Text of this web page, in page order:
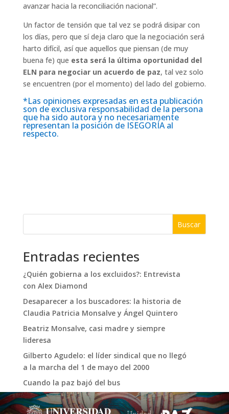
avanzar hacia la reconciliación nacional”.
Un factor de tensión que tal vez se podrá disipar con
los días, pero que sí deja claro que la negociación será
harto difícil, así que aquellos que piensan (de muy
buena fe) que esta será la última oportunidad del
ELN para negociar un acuerdo de paz, tal vez solo
se encuentren (por el momento) del lado del gobierno.
*Las opiniones expresadas en esta publicación
son de exclusiva responsabilidad de la persona
que ha sido autora y no necesariamente
representan la posición de ISEGORÍA al
respecto.
Buscar
Entradas recientes
¿Quién gobierna a los excluidos?: Entrevista
con Alex Diamond
Desaparecer a los buscadores: la historia de
Claudia Patricia Monsalve y Ángel Quintero
Beatriz Monsalve, casi madre y siempre
lideresa
Gilberto Agudelo: el líder sindical que no llegó
a la marcha del 1 de mayo del 2000
Cuando la paz bajó del bus